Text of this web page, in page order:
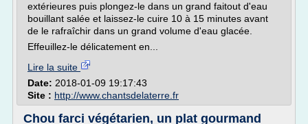
extérieures puis plongez-le dans un grand faitout d'eau
bouillant salée et laissez-le cuire 10 à 15 minutes avant
de le rafraîchir dans un grand volume d'eau glacée.
Effeuillez-le délicatement en...
Lire la suite
Date: 2018-01-09 19:17:43
Site : http://www.chantsdelaterre.fr
Chou farci végétarien, un plat gourmand